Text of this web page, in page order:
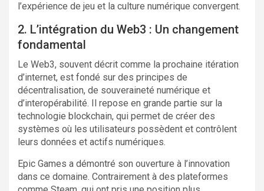
l’expérience de jeu et la culture numérique convergent.
2. L’intégration du Web3 : Un changement
fondamental
Le Web3, souvent décrit comme la prochaine itération
d’internet, est fondé sur des principes de
décentralisation, de souveraineté numérique et
d’interopérabilité. Il repose en grande partie sur la
technologie blockchain, qui permet de créer des
systèmes où les utilisateurs possèdent et contrôlent
leurs données et actifs numériques.
Epic Games a démontré son ouverture à l’innovation
dans ce domaine. Contrairement à des plateformes